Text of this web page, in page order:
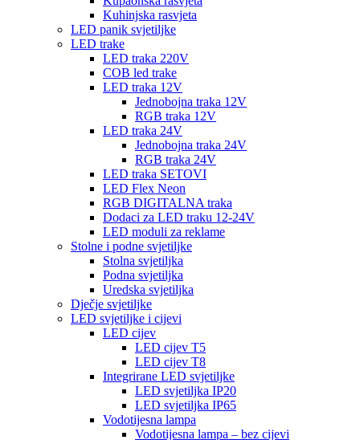
Kuhinjska rasvjeta
LED panik svjetiljke
LED trake
LED traka 220V
COB led trake
LED traka 12V
Jednobojna traka 12V
RGB traka 12V
LED traka 24V
Jednobojna traka 24V
RGB traka 24V
LED traka SETOVI
LED Flex Neon
RGB DIGITALNA traka
Dodaci za LED traku 12-24V
LED moduli za reklame
Stolne i podne svjetiljke
Stolna svjetiljka
Podna svjetiljka
Uredska svjetiljka
Dječje svjetiljke
LED svjetiljke i cijevi
LED cijev
LED cijev T5
LED cijev T8
Integrirane LED svjetiljke
LED svjetiljka IP20
LED svjetiljka IP65
Vodotijesna lampa
Vodotijesna lampa – bez cijevi